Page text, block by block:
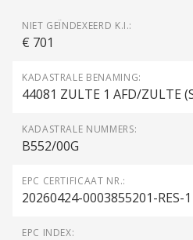
NIET GEÏNDEXEERD K.I.:
€ 701
KADASTRALE BENAMING:
44081 ZULTE 1 AFD/ZULTE
KADASTRALE NUMMERS:
B552/00G
EPC CERTIFICAAT NR.:
20260424-0003855201-RES-1
EPC INDEX: